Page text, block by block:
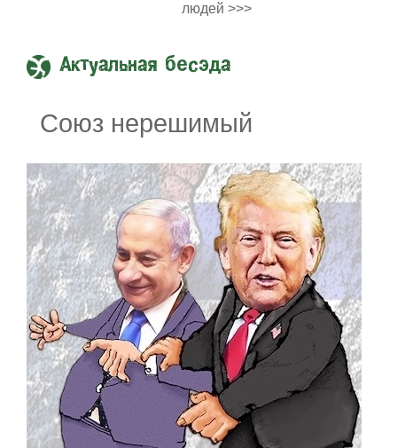
людей >>>
Актуальная бесэда
Союз нерешимый